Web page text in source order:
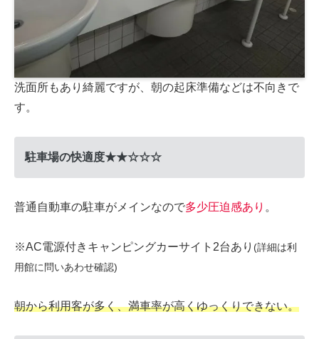
洗面所もあり綺麗ですが、朝の起床準備などは不向きで
す。
駐車場の快適度★★☆☆☆
普通自動車の駐車がメインなので多少圧迫感あり 。
※AC電源付きキャンピングカーサイト2台あり (詳細は利
用館に問いあわせ確認)
朝から利用客が多く、満車率が高くゆっくりできない。